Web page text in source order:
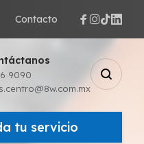
Contacto
9090
tu servicio